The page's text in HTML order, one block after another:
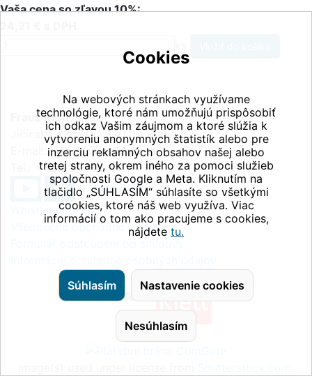
Vaša cena so zľavou 10%:
Fraus Klett, s.r.o.
Jičínská 2348/10, 130 00 Praha 3
E-mail:info@fraus-klett.cz
Tel.: +420 233 084 111
Whistleblowing
Všeobecné obchodné podmienky
Cookies
Na webových stránkach využívame
technológie, ktoré nám umožňujú prispôsobiť
ich odkaz Vašim záujmom a ktoré slúžia k
vytvoreniu anonymných štatistík alebo pre
inzerciu reklamných obsahov našej alebo
tretej strany, okrem iného za pomoci služieb
spoločnosti Google a Meta. Kliknutím na
tlačidlo „SÚHLASÍM“ súhlasíte so všetkými
cookies, ktoré náš web využíva. Viac
informácií o tom ako pracujeme s cookies,
nájdete tu.
Súhlasím Nastavenie cookies
Nesúhlasím